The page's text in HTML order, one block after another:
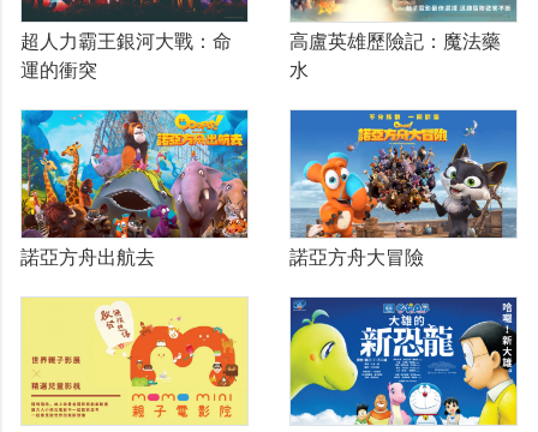
超人力霸王銀河大戰：命
運的衝突
高盧英雄歷險記：魔法藥
水
諾亞方舟出航去 諾亞方舟大冒險